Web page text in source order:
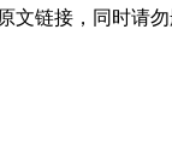
文链接，同时请